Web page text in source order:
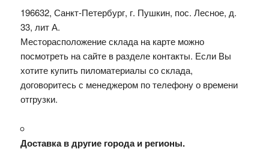
196632, Санкт-Петербург, г. Пушкин, пос. Лесное, д.
33, лит А.
Месторасположение склада на карте можно
посмотреть на сайте в разделе контакты. Если Вы
хотите купить пиломатериалы со склада,
договоритесь с менеджером по телефону о времени
отгрузки.
Доставка в другие города и регионы.